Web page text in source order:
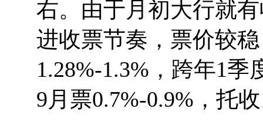
右。由于月初大行就
进收票节奏，票价较
1.28%-1.3%，跨年1
9月票0.7%-0.9%，托